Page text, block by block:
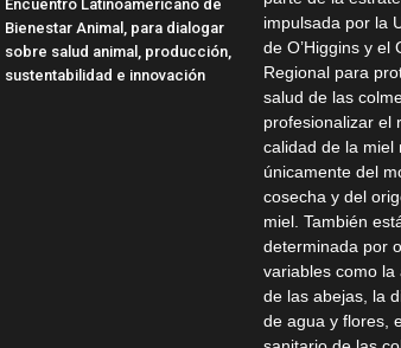
Encuentro Latinoamericano de
Bienestar Animal, para dialogar
sobre salud animal, producción,
sustentabilidad e innovación